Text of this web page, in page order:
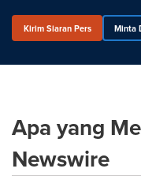
Kirim Siaran Pers Minta
Apa yang
Newswire